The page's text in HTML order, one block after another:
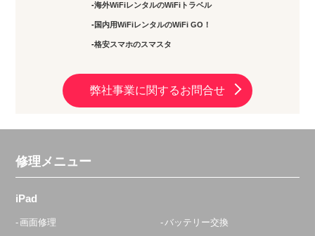
海外WiFiレンタルのWiFiトラベル
国内用WiFiレンタルのWiFi GO！
格安スマホのスマスタ
弊社事業に関するお問合せ
修理メニュー
iPad
画面修理 バッテリー交換